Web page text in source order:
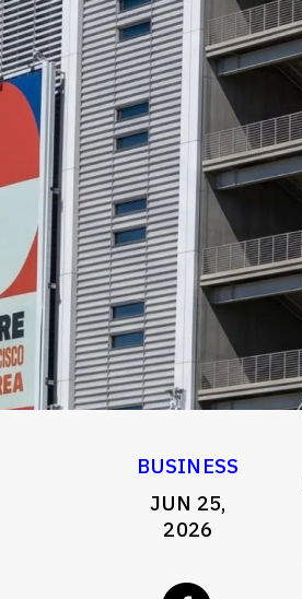
BUSINESS
JUN 25,
2026